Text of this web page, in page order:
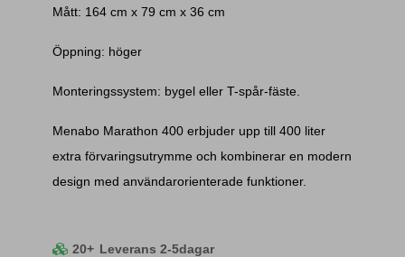
Mått: 164 cm x 79 cm x 36 cm
Öppning: höger
Monteringssystem: bygel eller T-spår-fäste.
Menabo Marathon 400 erbjuder upp till 400 liter
extra förvaringsutrymme och kombinerar en modern
design med användarorienterade funktioner.
20+ Leverans 2-5dagar